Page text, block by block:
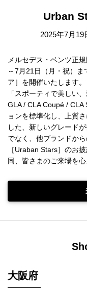
Urban
2025年7月19
メルセデス・ベンツ正
～7月21日（月・祝）
ア］を開催いたします。
「スポーティで美しい
GLA / CLA Coupé /
ョンを標準化し、上質
した、新しいグレード
でなく、他ブランドか
［Uraban Stars］のお
同、皆さまのご来場を
大阪府